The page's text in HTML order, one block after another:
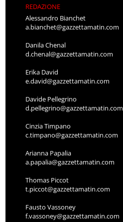
REDAZIONE
Alessandro Bianchet
a.bianchet@gazzettamatin.com
Danila Chenal
d.chenal@gazzettamatin.com
Erika David
e.david@gazzettamatin.com
Davide Pellegrino
d.pellegrino@gazzettamatin.com
Cinzia Timpano
c.timpano@gazzettamatin.com
Arianna Papalia
a.papalia@gazzettamatin.com
Thomas Piccot
t.piccot@gazzettamatin.com
Fausto Vassoney
f.vassoney@gazzettamatin.com